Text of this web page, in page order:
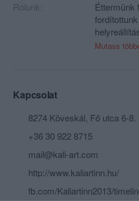
Rólunk:
Éttermünk
Az antik
Mutass
Kapcsolat
8274 Köveskál, Fő utca 6-8.
+36 30 922 8715
mail@kali-art.com
http://www.kaliartinn.hu/
fb.com/Kaliartinn2013/